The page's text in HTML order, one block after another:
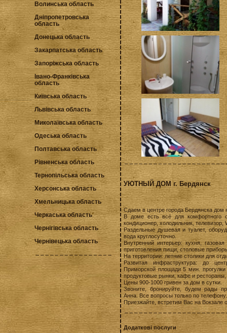
Волинська область
Дніпропетровська
область
Донецька область
Закарпатська область
Запоріжська область
Івано-Франківська
область
Київська область
Львівська область
Миколаївська область
Одеська область
Полтавська область
Рівненська область
Тернопільська область
Херсонська область
Хмельницька область
Черкаська область
Чернігівська область
Чернівецька область
УЮТНЫЙ ДОМ г. Бердянск
Сдаем в центре города Бердянска дом
В доме есть всё для комфортного
кондиционер, холодильник, телевизор,
Раздельные душевая и туалет,
вода круглосуточно.
Внутренний интерьер: кухня,
приготовления пищи, столовые
На территории: летние столики для
Развитая инфраструктура: до
Приморской площади 5 мин.
продуктовые рынки, кафе и
Цены 900-1000 гривен за дом в сутки.
Звоните, бронируйте, будем рады
Анна. Все вопросы только по телефону.
Приезжайте, встретим Вас на Вокзале
Додаткові послуги